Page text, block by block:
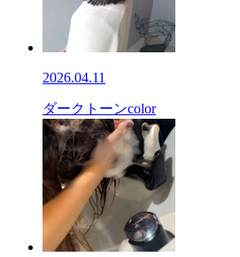
2026.04.11
ダークトーンcolor